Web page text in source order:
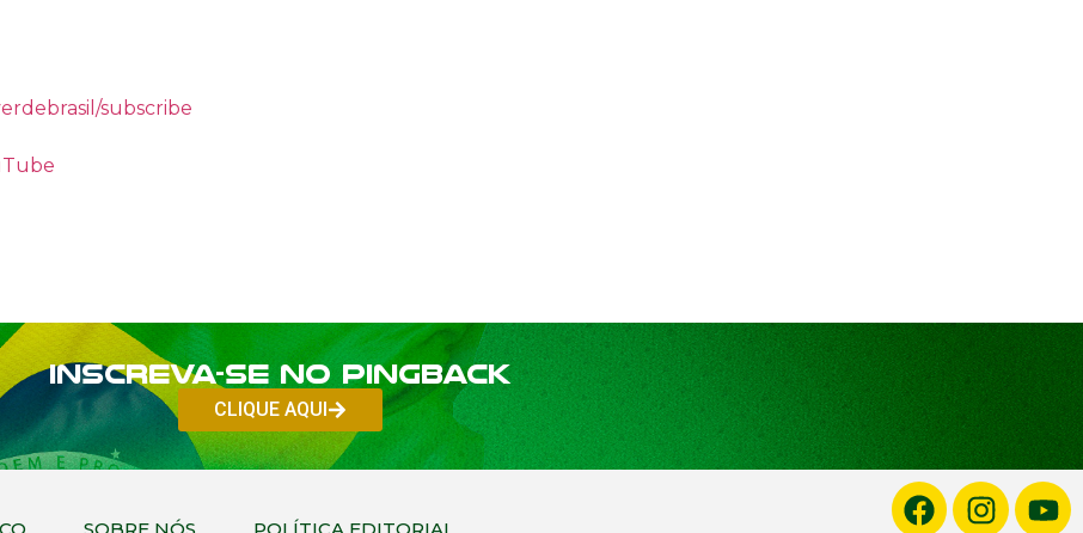
subscribe
Inscreva-se no PINGBACK
CLIQUE AQUI